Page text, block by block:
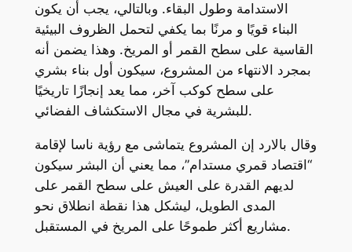
الاستدامة وطول البقاء. وبالتالي، يجب أن يكون
البناء قويًا و مرنًا بما يكفي لتحمل الظروف البيئية
القاسية على سطح القمر أو المريخ. وهذا يضمن أنه
بمجرد الانتهاء من المشروع، سيكون أول بناء بشري
على سطح كوكب آخر، مما يعد إنجازًا تاريخيًا
للبشرية في مجال الاستكشاف الفضائي.
وقال بالارد إن المشروع يتماشى مع رؤية ناسا لإقامة
“اقتصاد قمري مستدام”، مما يعني أن البشر سيكون
لديهم القدرة على العيش على سطح القمر على
المدى الطويل، ليشكل هذا نقطة انطلاق نحو
مشاريع أكثر طموحًا على المريخ في المستقبل.